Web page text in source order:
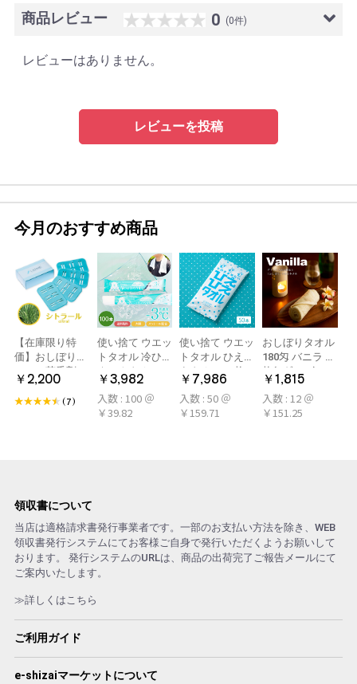
商品レビュー 0 (0件)
レビューはありません。
レビューを投稿
今月のおすすめ商品
【在庫限り特
価】おしぼり用
アロマ芳香剤
LARME(ラルム)
シトラール 旧デ
￥2,200
(7)
使い捨て ウエッ
トタオル 冷ひや
ネックタオル
50本×2パック
100本 冷感タオ
ル 首 個包装 日
￥3,982
入数 : 100 ＠
￥39.82
使い捨て ウエッ
トタオル ひえひ
えタオル 50枚
冷感タオル ミン
ト アロマおしぼ
り
￥7,986
入数 : 50 ＠
￥159.71
おしぼりタオル
180匁 バニラ 12
枚(1ダース)
￥1,815
入数 : 12 ＠
￥151.25
領収書について
当店は適格請求書発行事業者です。一部のお支払い方法を除き、WEB
領収書発行システムにてお客様ご自身で発行いただくようお願いして
おります。 発行システムのURLは、商品の出荷完了ご報告メールにて
ご案内いたします。
≫詳しくはこちら
ご利用ガイド
e-shizaiマーケットについて